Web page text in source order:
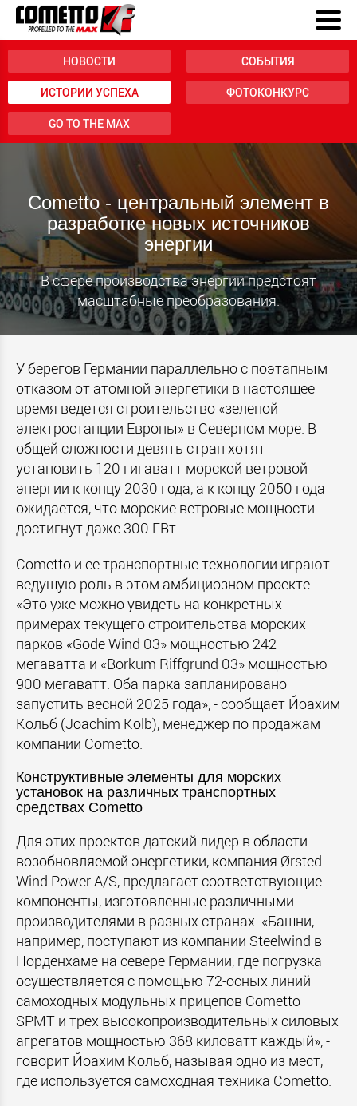
НОВОСТИ СОБЫТИЯ
ИСТОРИИ УСПЕХА ФОТОКОНКУРС
GO TO THE MAX
Cometto - центральный элемент в
разработке новых источников
энергии
В сфере производства энергии предстоят
масштабные преобразования.
У берегов Германии параллельно с поэтапным
отказом от атомной энергетики в настоящее
время ведется строительство «зеленой
электростанции Европы» в Северном море. В
общей сложности девять стран хотят
установить 120 гигаватт морской ветровой
энергии к концу 2030 года, а к концу 2050 года
ожидается, что морские ветровые мощности
достигнут даже 300 ГВт.
Cometto и ее транспортные технологии играют
ведущую роль в этом амбициозном проекте.
«Это уже можно увидеть на конкретных
примерах текущего строительства морских
парков «Gode Wind 03» мощностью 242
мегаватта и «Borkum Riffgrund 03» мощностью
900 мегаватт. Оба парка запланировано
запустить весной 2025 года», - сообщает Йоахим
Кольб (Joachim Kolb), менеджер по продажам
компании Cometto.
Конструктивные элементы для морских
установок на различных транспортных
средствах Cometto
Для этих проектов датский лидер в области
возобновляемой энергетики, компания Ørsted
Wind Power A/S, предлагает соответствующие
компоненты, изготовленные различными
производителями в разных странах. «Башни,
например, поступают из компании Steelwind в
Норденхаме на севере Германии, где погрузка
осуществляется с помощью 72-осных линий
самоходных модульных прицепов Cometto
SPMT и трех высокопроизводительных силовых
агрегатов мощностью 368 киловатт каждый», -
говорит Йоахим Кольб, называя одно из мест,
где используется самоходная техника Cometto.